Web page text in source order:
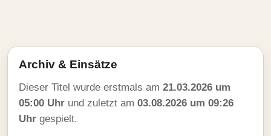
Archiv & Einsätze
Dieser Titel wurde erstmals am 21.03.2026 um
05:00 Uhr und zuletzt am 03.08.2026 um 09:26
Uhr gespielt.